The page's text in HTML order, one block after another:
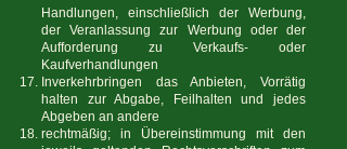
Handlungen, einschließlich der Werbung,
der Veranlassung zur Werbung oder der
Aufforderung zu Verkaufs- oder
Kaufverhandlungen
Inverkehrbringen das Anbieten, Vorrätig
halten zur Abgabe, Feilhalten und jedes
Abgeben an andere
rechtmäßig; in Übereinstimmung mit den